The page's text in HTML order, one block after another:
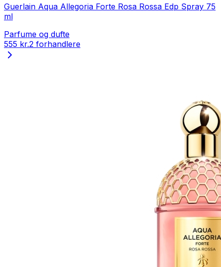
Guerlain Aqua Allegoria Forte Rosa Rossa Edp Spray 75
ml
Parfume og dufte
555 kr.2 forhandlere